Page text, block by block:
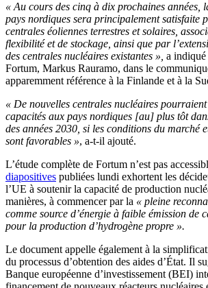
« Au cours des cinq à dix prochaines années,
pays nordiques sera principalement satisfaite
centrales éoliennes terrestres et solaires,
flexibilité et de stockage, ainsi que par
des centrales nucléaires existantes », a
Fortum, Markus Rauramo, dans le
apparemment référence à la Finlande et à la
« De nouvelles centrales nucléaires
capacités aux pays nordiques [au] plus tôt
des années 2030, si les conditions du marché
sont favorables », a-t-il ajouté.
L’étude complète de Fortum n’est pas
diapositives publiées lundi exhortent les
l’UE à soutenir la capacité de production
manières, à commencer par la « pleine
comme source d’énergie à faible émission de
pour la production d’hydrogène propre ».
Le document appelle également à la
du processus d’obtention des aides d’État. Il
Banque européenne d’investissement (BEI)